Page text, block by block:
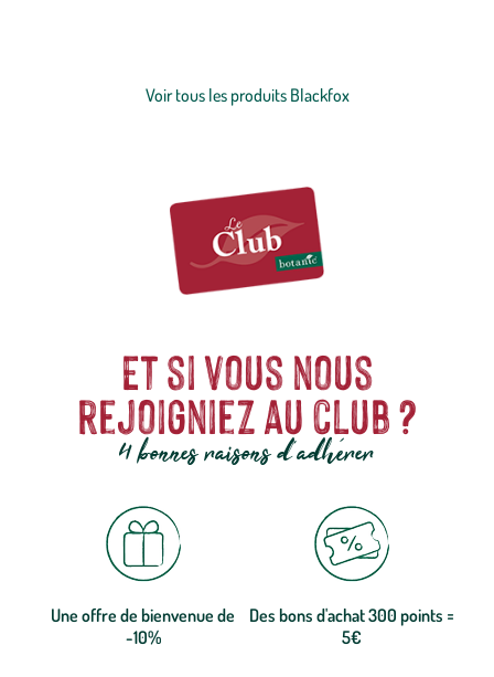
naturel, leurs chaussures et leurs accessoires vous apporteront un
Voir tous les produits Blackfox
Et si vous nous
rejoigniez au club ?
4 bonnes raisons d'adhérer
Une offre de bienvenue de
-10%
Des bons d'achat 300 points =
5€